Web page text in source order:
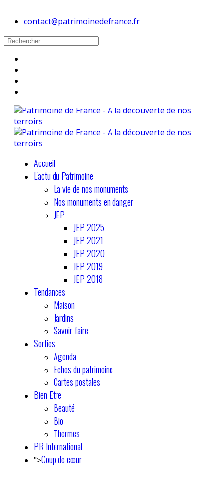
contact@patrimoinedefrance.fr
Accueil
L'actu du Patrimoine
La vie de nos monuments
Nos monuments en danger
JEP
JEP 2025
JEP 2021
JEP 2020
JEP 2019
JEP 2018
Tendances
Maison
Jardins
Savoir faire
Sorties
Agenda
Echos du patrimoine
Cartes postales
Bien Etre
Beauté
Bio
Thermes
PR International
">Coup de cœur